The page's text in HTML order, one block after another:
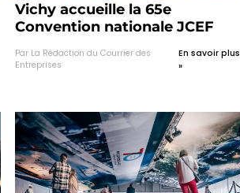
Vichy accueille la 65e
Convention nationale JCEF
Par La Rédaction du Courrier des
Entreprises
En savoir plus
»